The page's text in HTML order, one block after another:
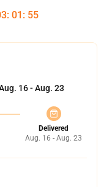
: 01 : 54
16 - Aug. 23
Delivered
Aug. 16 - Aug. 23